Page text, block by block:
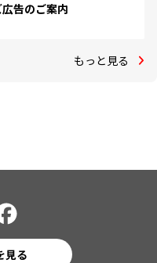
広告のご案内
もっと見る
見る